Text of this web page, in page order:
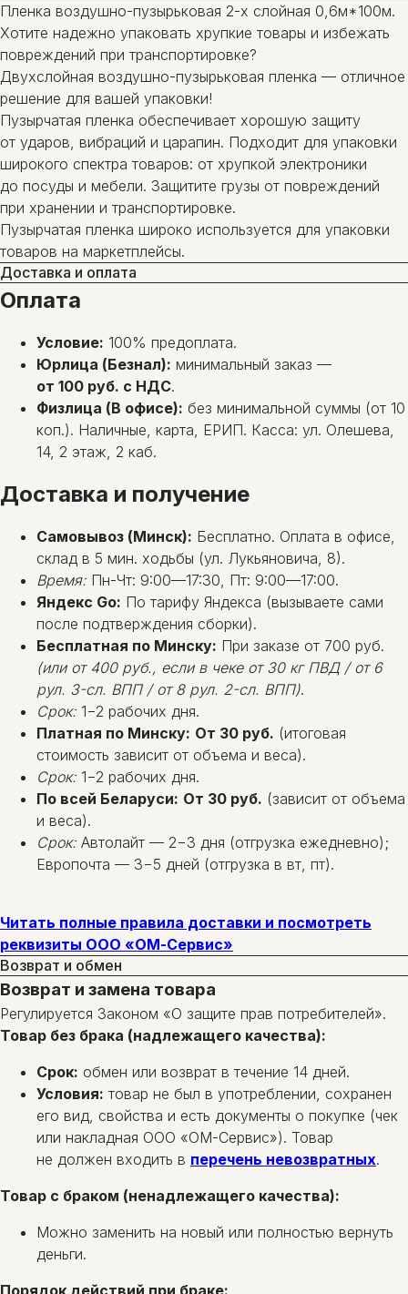
Пленка воздушно-пузырьковая 2-х слойная 0,6м*100м.
Хотите надежно упаковать хрупкие товары и избежать
повреждений при транспортировке?
Двухслойная воздушно-пузырьковая пленка — отличное
решение для вашей упаковки!
Пузырчатая пленка обеспечивает хорошую защиту
от ударов, вибраций и царапин. Подходит для упаковки
широкого спектра товаров: от хрупкой электроники
до посуды и мебели. Защитите грузы от повреждений
при хранении и транспортировке.
Пузырчатая пленка широко используется для упаковки
товаров на маркетплейсы.
Доставка и оплата
Оплата
Условие: 100% предоплата.
Юрлица (Безнал): минимальный заказ —
от 100 руб. с НДС.
Физлица (В офисе): без минимальной суммы (от 10
коп.). Наличные, карта, ЕРИП. Касса: ул. Олешева,
14, 2 этаж, 2 каб.
Доставка и получение
Самовывоз (Минск): Бесплатно. Оплата в офисе,
склад в 5 мин. ходьбы (ул. Лукьяновича, 8).
Время: Пн-Чт: 9:00—17:30, Пт: 9:00—17:00.
Яндекс Go: По тарифу Яндекса (вызываете сами
после подтверждения сборки).
Бесплатная по Минску: При заказе от 700 руб.
(или от 400 руб., если в чеке от 30 кг ПВД / от 6
рул. 3-сл. ВПП / от 8 рул. 2-сл. ВПП).
Срок: 1−2 рабочих дня.
Платная по Минску: От 30 руб. (итоговая
стоимость зависит от объема и веса).
Срок: 1−2 рабочих дня.
По всей Беларуси: От 30 руб. (зависит от объема
и веса).
Срок: Автолайт — 2−3 дня (отгрузка ежедневно);
Европочта — 3−5 дней (отгрузка в вт, пт).
Читать полные правила доставки и посмотреть
реквизиты ООО «ОМ-Сервис»
Возврат и обмен
Возврат и замена товара
Регулируется Законом «О защите прав потребителей».
Товар без брака (надлежащего качества):
Срок: обмен или возврат в течение 14 дней.
Условия: товар не был в употреблении, сохранен
его вид, свойства и есть документы о покупке (чек
или накладная ООО «ОМ-Сервис»). Товар
не должен входить в перечень невозвратных.
Товар с браком (ненадлежащего качества):
Можно заменить на новый или полностью вернуть
деньги.
Порядок действий при браке: